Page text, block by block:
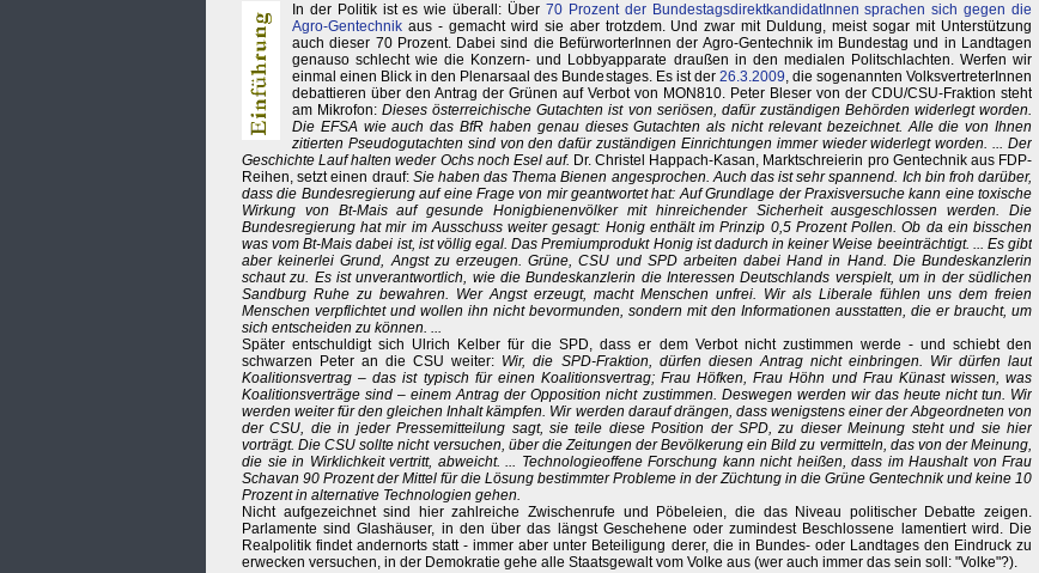
In der Politik ist es wie überall: Über 70 Prozent der BundestagsdirektkandidatInnen sprachen sich gegen die
Agro-Gentechnik aus - gemacht wird sie aber trotzdem. Und zwar mit Duldung, meist sogar mit Unterstützung
auch dieser 70 Prozent. Dabei sind die BefürworterInnen der Agro-Gentechnik im Bundestag und in Landtagen
genauso schlecht wie die Konzern- und Lobbyapparate draußen in den medialen Politschlachten. Werfen wir
einmal einen Blick in den Plenarsaal des Bundestages. Es ist der 26.3.2009, die sogenannten VolksvertreterInnen
debattieren über den Antrag der Grünen auf Verbot von MON810. Peter Bleser von der CDU/CSU-Fraktion steht
am Mikrofon:Dieses österreichische Gutachten ist von seriösen, dafür zuständigen Behörden widerlegt worden.
Die EFSA wie auch das BfR haben genau dieses Gutachten als nicht relevant bezeichnet. Alle die von Ihnen
zitierten Pseudogutachten sind von den dafür zuständigen Einrichtungen immer wieder widerlegt worden. ... Der
Geschichte Lauf halten weder Ochs noch Esel auf. Dr. Christel Happach-Kasan, Marktschreierin pro Gentechnik aus FDP-
Reihen, setzt einen drauf: Sie haben das Thema Bienen angesprochen. Auch das ist sehr spannend. Ich bin froh darüber,
dass die Bundesregierung auf eine Frage von mir geantwortet hat: Auf Grundlage der Praxisversuche kann eine toxische
Wirkung von Bt-Mais auf gesunde Honigbienenvölker mit hinreichender Sicherheit ausgeschlossen werden. Die
Bundesregierung hat mir im Ausschuss weiter gesagt: Honig enthält im Prinzip 0,5 Prozent Pollen. Ob da ein bisschen
was vom Bt-Mais dabei ist, ist völlig egal. Das Premiumprodukt Honig ist dadurch in keiner Weise beeinträchtigt. ... Es gibt
aber keinerlei Grund, Angst zu erzeugen. Grüne, CSU und SPD arbeiten dabei Hand in Hand. Die Bundeskanzlerin
schaut zu. Es ist unverantwortlich, wie die Bundeskanzlerin die Interessen Deutschlands verspielt, um in der südlichen
Sandburg Ruhe zu bewahren. Wer Angst erzeugt, macht Menschen unfrei. Wir als Liberale fühlen uns dem freien
Menschen verpflichtet und wollen ihn nicht bevormunden, sondern mit den Informationen ausstatten, die er braucht, um
sich entscheiden zu können. ...
Später entschuldigt sich Ulrich Kelber für die SPD, dass er dem Verbot nicht zustimmen werde - und schiebt den
schwarzen Peter an die CSU weiter: Wir, die SPD-Fraktion, dürfen diesen Antrag nicht einbringen. Wir dürfen laut
Koalitionsvertrag – das ist typisch für einen Koalitionsvertrag; Frau Höfken, Frau Höhn und Frau Künast wissen, was
Koalitionsverträge sind – einem Antrag der Opposition nicht zustimmen. Deswegen werden wir das heute nicht tun. Wir
werden weiter für den gleichen Inhalt kämpfen. Wir werden darauf drängen, dass wenigstens einer der Abgeordneten von
der CSU, die in jeder Pressemitteilung sagt, sie teile diese Position der SPD, zu dieser Meinung steht und sie hier
vorträgt. Die CSU sollte nicht versuchen, über die Zeitungen der Bevölkerung ein Bild zu vermitteln, das von der Meinung,
die sie in Wirklichkeit vertritt, abweicht. ... Technologieoffene Forschung kann nicht heißen, dass im Haushalt von Frau
Schavan 90 Prozent der Mittel für die Lösung bestimmter Probleme in der Züchtung in die Grüne Gentechnik und keine 10
Prozent in alternative Technologien gehen.
Nicht aufgezeichnet sind hier zahlreiche Zwischenrufe und Pöbeleien, die das Niveau politischer Debatte zeigen.
Parlamente sind Glashäuser, in den über das längst Geschehene oder zumindest Beschlossene lamentiert wird. Die
Realpolitik findet andernorts statt - immer aber unter Beteiligung derer, die in Bundes- oder Landtages den Eindruck zu
erwecken versuchen, in der Demokratie gehe alle Staatsgewalt vom Volke aus (wer auch immer das sein soll: "Volke"?).